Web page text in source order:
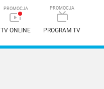
TV ONLINE PROGRAM TV